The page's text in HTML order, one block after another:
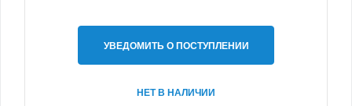
УВЕДОМИТЬ О ПОСТУПЛЕНИИ
НЕТ В НАЛИЧИИ